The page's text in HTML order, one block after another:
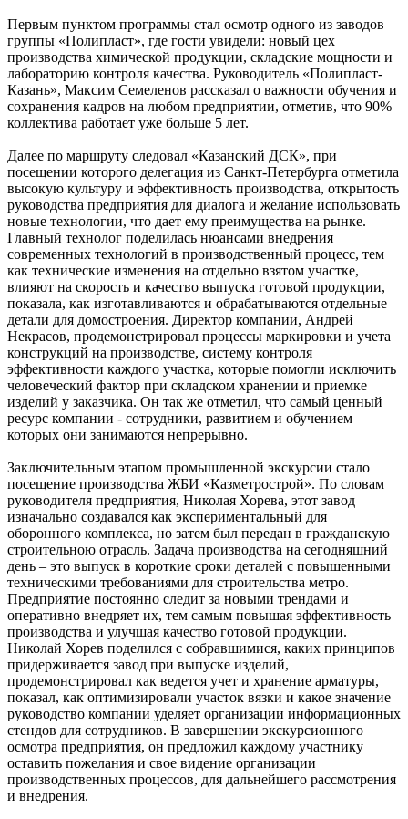
Первым пунктом программы стал осмотр одного из заводов
группы «Полипласт», где гости увидели: новый цех
производства химической продукции, складские мощности и
лабораторию контроля качества. Руководитель «Полипласт-
Казань», Максим Семеленов рассказал о важности обучения и
сохранения кадров на любом предприятии, отметив, что 90%
коллектива работает уже больше 5 лет.
Далее по маршруту следовал «Казанский ДСК», при
посещении которого делегация из Санкт-Петербурга отметила
высокую культуру и эффективность производства, открытость
руководства предприятия для диалога и желание использовать
новые технологии, что дает ему преимущества на рынке.
Главный технолог поделилась нюансами внедрения
современных технологий в производственный процесс, тем
как технические изменения на отдельно взятом участке,
влияют на скорость и качество выпуска готовой продукции,
показала, как изготавливаются и обрабатываются отдельные
детали для домостроения. Директор компании, Андрей
Некрасов, продемонстрировал процессы маркировки и учета
конструкций на производстве, систему контроля
эффективности каждого участка, которые помогли исключить
человеческий фактор при складском хранении и приемке
изделий у заказчика. Он так же отметил, что самый ценный
ресурс компании - сотрудники, развитием и обучением
которых они занимаются непрерывно.
Заключительным этапом промышленной экскурсии стало
посещение производства ЖБИ «Казметрострой». По словам
руководителя предприятия, Николая Хорева, этот завод
изначально создавался как экспериментальный для
оборонного комплекса, но затем был передан в гражданскую
строительною отрасль. Задача производства на сегодняшний
день – это выпуск в короткие сроки деталей с повышенными
техническими требованиями для строительства метро.
Предприятие постоянно следит за новыми трендами и
оперативно внедряет их, тем самым повышая эффективность
производства и улучшая качество готовой продукции.
Николай Хорев поделился с собравшимися, каких принципов
придерживается завод при выпуске изделий,
продемонстрировал как ведется учет и хранение арматуры,
показал, как оптимизировали участок вязки и какое значение
руководство компании уделяет организации информационных
стендов для сотрудников. В завершении экскурсионного
осмотра предприятия, он предложил каждому участнику
оставить пожелания и свое видение организации
производственных процессов, для дальнейшего рассмотрения
и внедрения.